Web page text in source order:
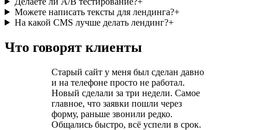
Можете написать тексты для лендинга?+
На какой CMS лучше делать лендинг?+
Что говорят клиенты
Старый сайт у меня был сделан давно
и на телефоне просто не работал.
Новый сделали за три недели. Самое
главное, что заявки пошли через
форму, раньше звонили редко.
Общались быстро, всё успели в срок.